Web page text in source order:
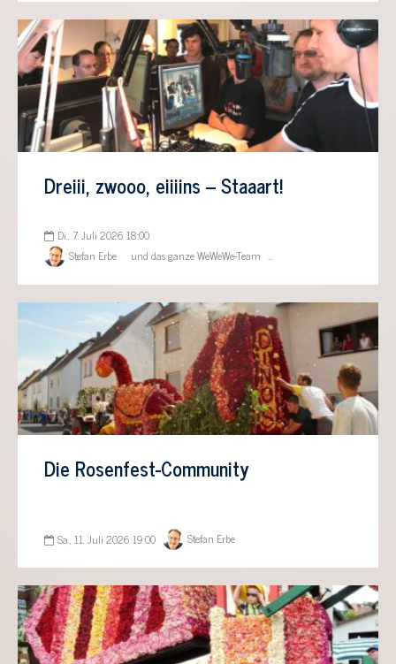
Dreiii, zwooo, eiiiins – Staaart!
Di., 7. Juli 2026 18:00
Stefan Erbe
und das ganze WeWeWe-Team
Die Rosenfest-Community
Sa., 11. Juli 2026 19:00 Stefan Erbe